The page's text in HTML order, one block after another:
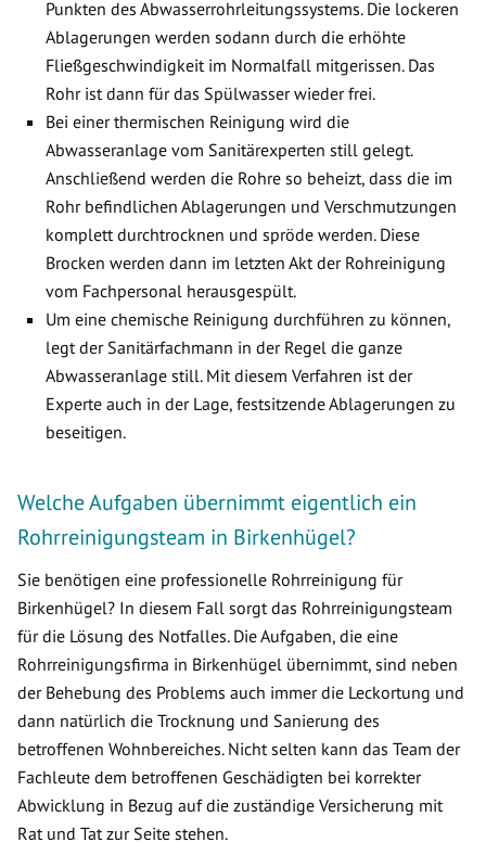
Punkten des Abwasserrohrleitungssystems. Die lockeren
Ablagerungen werden sodann durch die erhöhte
Fließgeschwindigkeit im Normalfall mitgerissen. Das
Rohr ist dann für das Spülwasser wieder frei.
Bei einer thermischen Reinigung wird die
Abwasseranlage vom Sanitärexperten still gelegt.
Anschließend werden die Rohre so beheizt, dass die im
Rohr befindlichen Ablagerungen und Verschmutzungen
komplett durchtrocknen und spröde werden. Diese
Brocken werden dann im letzten Akt der Rohreinigung
vom Fachpersonal herausgespült.
Um eine chemische Reinigung durchführen zu können,
legt der Sanitärfachmann in der Regel die ganze
Abwasseranlage still. Mit diesem Verfahren ist der
Experte auch in der Lage, festsitzende Ablagerungen zu
beseitigen.
Welche Aufgaben übernimmt eigentlich ein
Rohrreinigungsteam in Birkenhügel?
Sie benötigen eine professionelle Rohrreinigung für
Birkenhügel? In diesem Fall sorgt das Rohrreinigungsteam
für die Lösung des Notfalles. Die Aufgaben, die eine
Rohrreinigungsfirma in Birkenhügel übernimmt, sind neben
der Behebung des Problems auch immer die Leckortung und
dann natürlich die Trocknung und Sanierung des
betroffenen Wohnbereiches. Nicht selten kann das Team der
Fachleute dem betroffenen Geschädigten bei korrekter
Abwicklung in Bezug auf die zuständige Versicherung mit
Rat und Tat zur Seite stehen.